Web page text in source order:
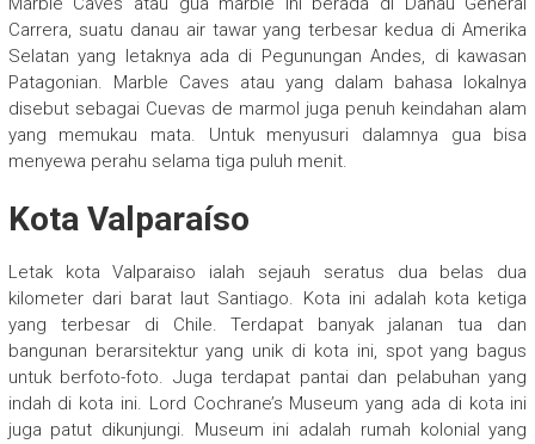
Carrera, suatu danau air tawar yang terbesar kedua di Amerika
Selatan yang letaknya ada di Pegunungan Andes, di kawasan
Patagonian. Marble Caves atau yang dalam bahasa lokalnya
disebut sebagai Cuevas de marmol juga penuh keindahan alam
yang memukau mata. Untuk menyusuri dalamnya gua bisa
menyewa perahu selama tiga puluh menit.
Kota Valparaíso
Letak kota Valparaiso ialah sejauh seratus dua belas dua
kilometer dari barat laut Santiago. Kota ini adalah kota ketiga
yang terbesar di Chile. Terdapat banyak jalanan tua dan
bangunan berarsitektur yang unik di kota ini, spot yang bagus
untuk berfoto-foto. Juga terdapat pantai dan pelabuhan yang
indah di kota ini. Lord Cochrane’s Museum yang ada di kota ini
juga patut dikunjungi. Museum ini adalah rumah kolonial yang